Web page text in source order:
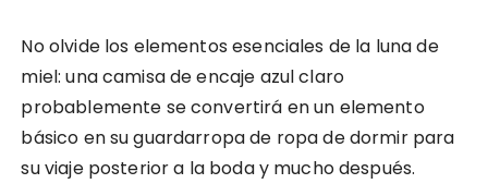
No olvide los elementos esenciales de la luna de
miel: una camisa de encaje azul claro
probablemente se convertirá en un elemento
básico en su guardarropa de ropa de dormir para
su viaje posterior a la boda y mucho después.